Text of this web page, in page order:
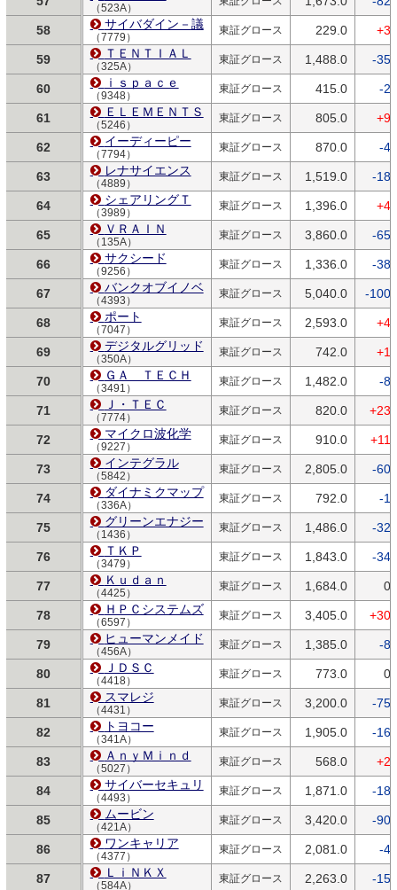
（523A）
サイバダイン－議
（7779）
東証グロース 229.0
ＴＥＮＴＩＡＬ
（325A）
東証グロース 1,488.0
-
ｉｓｐａｃｅ
（9348）
東証グロース 415.0
-
ＥＬＥＭＥＮＴＳ
（5246）
東証グロース 805.0
イーディーピー
（7794）
東証グロース 870.0
-
レナサイエンス
（4889）
東証グロース 1,519.0
-
シェアリングＴ
（3989）
東証グロース 1,396.0
ＶＲＡＩＮ
（135A）
東証グロース 3,860.0
-
サクシード
（9256）
東証グロース 1,336.0
-
バンクオブイノベ
（4393）
東証グロース 5,040.0
-
ポート
（7047）
東証グロース 2,593.0
デジタルグリッド
（350A）
東証グロース 742.0
ＧＡ ＴＥＣＨ
（3491）
東証グロース 1,482.0
-
Ｊ・ＴＥＣ
（7774）
東証グロース 820.0
マイクロ波化学
（9227）
東証グロース 910.0
インテグラル
（5842）
東証グロース 2,805.0
-
ダイナミクマップ
（336A）
東証グロース 792.0
-
グリーンエナジー
（1436）
東証グロース 1,486.0
-
ＴＫＰ
（3479）
東証グロース 1,843.0
-
Ｋｕｄａｎ
（4425）
東証グロース 1,684.0
ＨＰＣシステムズ
（6597）
東証グロース 3,405.0
ヒューマンメイド
（456A）
東証グロース 1,385.0
-
ＪＤＳＣ
（4418）
東証グロース 773.0
スマレジ
（4431）
東証グロース 3,200.0
-
トヨコー
（341A）
東証グロース 1,905.0
-
ＡｎｙＭｉｎｄ
（5027）
東証グロース 568.0
サイバーセキュリ
（4493）
東証グロース 1,871.0
-
ムービン
（421A）
東証グロース 3,420.0
-
ワンキャリア
（4377）
東証グロース 2,081.0
-
ＬｉＮＫＸ
（584A）
東証グロース 2,263.0
-
58
59
60
61
62
63
64
65
66
67
68
69
70
71
72
73
74
75
76
77
78
79
80
81
82
83
84
85
86
87